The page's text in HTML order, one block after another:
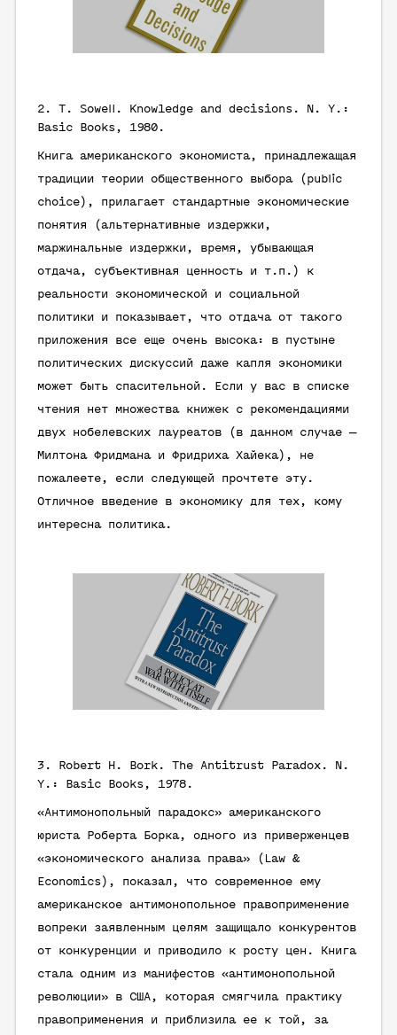
2. T. Sowell
. Knowledge and decisions. N. Y.:
Basic Books, 1980.
Книга американского экономиста, принадлежащая
традиции теории общественного выбора (public
choice), прилагает стандартные экономические
понятия (альтернативные издержки,
маржинальные издержки, время, убывающая
отдача, субъективная ценность и т.п.) к
реальности экономической и социальной
политики и показывает, что отдача от такого
приложения все еще очень высока: в пустыне
политических дискуссий даже капля экономики
может быть спасительной. Если у вас в списке
чтения нет множества книжек с рекомендациями
двух нобелевских лауреатов (в данном случае —
Милтона Фридмана и Фридриха Хайека), не
пожалеете, если следующей прочтете эту.
Отличное введение в экономику для тех, кому
интересна политика.
3. Robert H. Bork . The Antitrust Paradox. N.
Y.: Basic Books, 1978.
«Антимонопольный парадокс» американского
юриста Роберта Борка, одного из приверженцев
«экономического анализа права» (Law &
Economics), показал, что современное ему
американское антимонопольное правоприменение
вопреки заявленным целям защищало конкурентов
от конкуренции и приводило к росту цен. Книга
стала одним из манифестов «антимонопольной
революции» в США, которая смягчила практику
правоприменения и приблизила ее к той, за